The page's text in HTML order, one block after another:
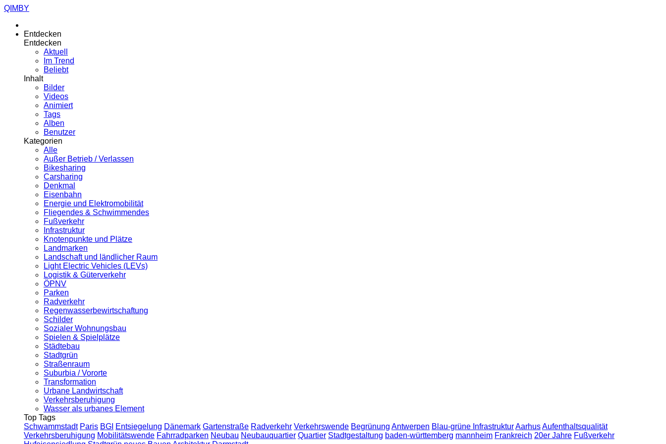
QIMBY
Entdecken
Entdecken
Aktuell
Im Trend
Beliebt
Inhalt
Bilder
Videos
Animiert
Tags
Alben
Benutzer
Kategorien
Alle
Außer Betrieb / Verlassen
Bikesharing
Carsharing
Denkmal
Eisenbahn
Energie und Elektromobilität
Fliegendes & Schwimmendes
Fußverkehr
Infrastruktur
Knotenpunkte und Plätze
Landmarken
Landschaft und ländlicher Raum
Light Electric Vehicles (LEVs)
Logistik & Güterverkehr
ÖPNV
Parken
Radverkehr
Regenwasserbewirtschaftung
Schilder
Sozialer Wohnungsbau
Spielen & Spielplätze
Städtebau
Stadtgrün
Straßenraum
Suburbia / Vororte
Transformation
Urbane Landwirtschaft
Verkehrsberuhigung
Wasser als urbanes Element
Top Tags
Schwammstadt Paris BGI Entsiegelung Dänemark Gartenstraße Radverkehr Verkehrswende Begrünung Antwerpen Blau-grüne InfrastrukturAarhusAufenthaltsqualität
Verkehrsberuhigung Mobilitätswende Fahrradparken Neubau Neubauquartier Quartier Stadtgestaltung baden-württemberg mannheim Frankreich 20er Jahre Fußverkehr